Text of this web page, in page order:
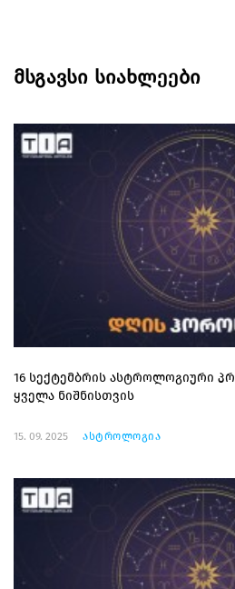
მსგავსი სიახლეები
16 სექტემბრის ასტროლოგიური
ყველა ნიშნისთვის
15. 09. 2025 ასტროლოგია